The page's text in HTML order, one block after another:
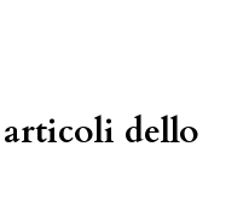
dello